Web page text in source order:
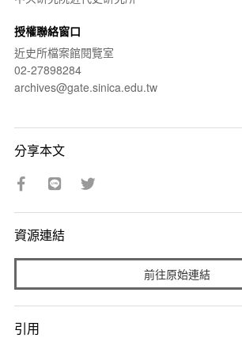
授權聯絡窗口
近史所檔案館閱覽室
02-27898284
archives@gate.sinica.edu.tw
分享本文
資源連結
前往原始連結
引用